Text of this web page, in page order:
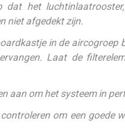
het
niet afgedekt zijn.
in de aircogroep
Laat de
aan om het systeem in
om een goede